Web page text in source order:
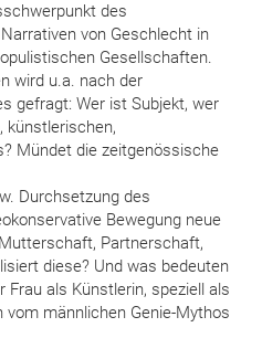
des
von Geschlecht in
Gesellschaften.
wird u.a. nach der
gefragt: Wer ist Subjekt, wer
künstlerischen,
Mündet die zeitgenössische
Durchsetzung des
Bewegung neue
Partnerschaft,
diese? Und was bedeuten
als Künstlerin, speziell als
männlichen Genie-Mythos